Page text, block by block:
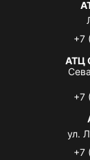
+7
АТЦ
+7
ул.
+7